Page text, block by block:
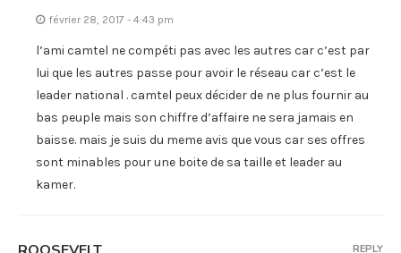
février 28, 2017 - 4:43 pm
l’ami camtel ne compéti pas avec les autres car c’est par
lui que les autres passe pour avoir le réseau car c’est le
leader national . camtel peux décider de ne plus fournir au
bas peuple mais son chiffre d’affaire ne sera jamais en
baisse. mais je suis du meme avis que vous car ses offres
sont minables pour une boite de sa taille et leader au
kamer.
REPLY